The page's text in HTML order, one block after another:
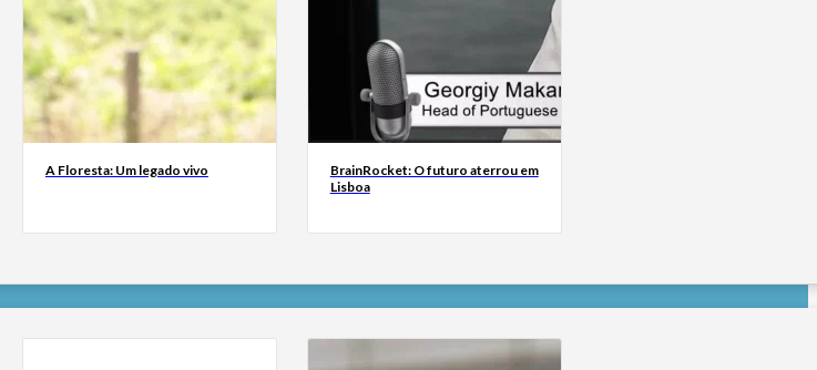
A Floresta: Um legado vivo
BrainRocket: O futuro aterrou em
Lisboa